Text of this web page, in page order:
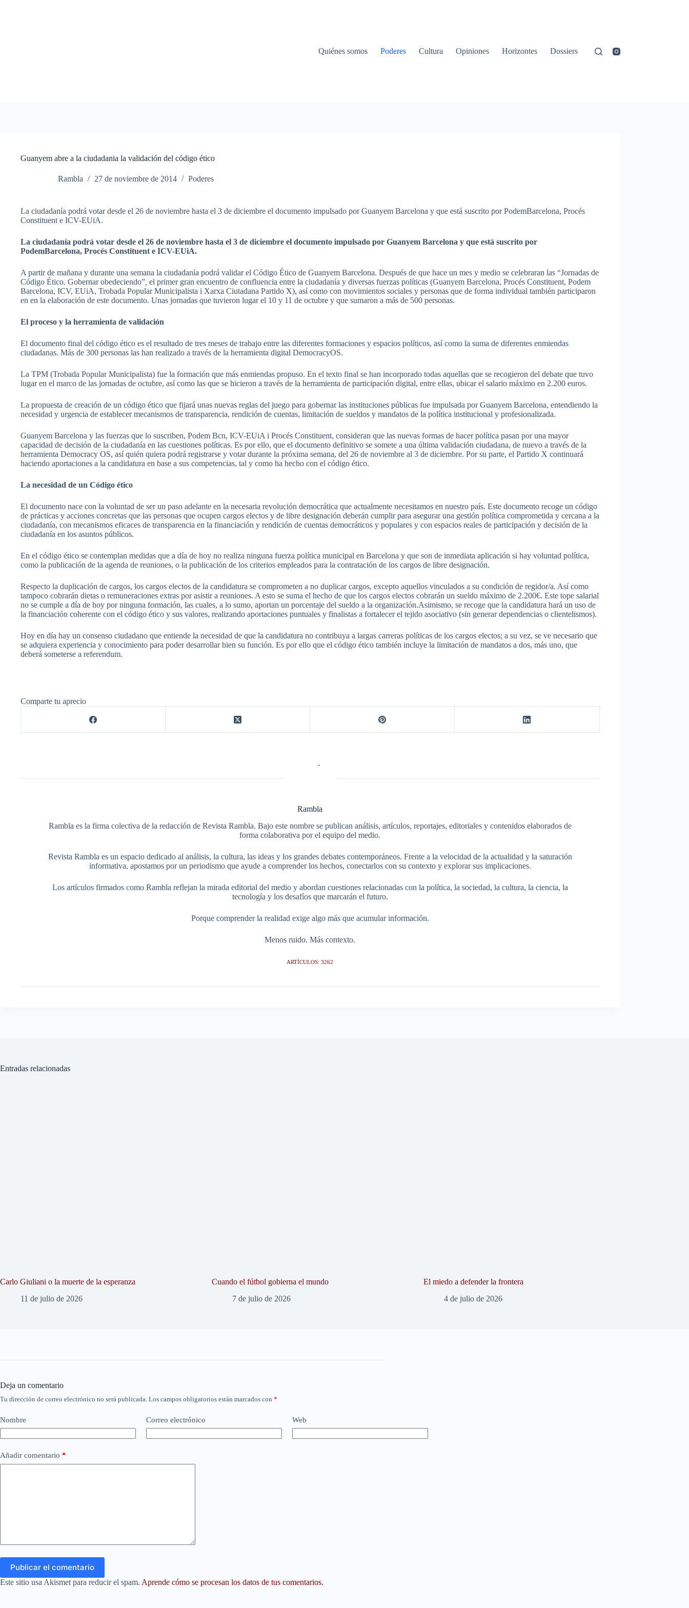
Quiénes somos Poderes Cultura Opiniones Horizontes Dossiers
Guanyem abre a la ciudadania la validación del código ético
Rambla 27 de noviembre de 2014 Poderes
La ciudadanía podrá votar desde el 26 de noviembre hasta el 3 de diciembre el documento impulsado por Guanyem Barcelona y que está suscrito por PodemBarcelona, Procés
Constituent e ICV-EUiA.
La ciudadanía podrá votar desde el 26 de noviembre hasta el 3 de diciembre el documento impulsado por Guanyem Barcelona y que está suscrito por
PodemBarcelona, Procés Constituent e ICV-EUiA.
A partirde mañana y durante una semana la ciudadanía podrá validarel Código Ético de Guanyem Barcelona. Después de que hace un mes y medio se celebraran las “Jornadas de
Código Ético. Gobernar obedeciendo” el primer gran encuentro de confluencia entre la ciudadanía y diversas fuerzas políticas (Guanyem Barcelona, Procés Constituent, Podem
Barcelona, ICV, EUiA, Trobada PopularMunicipalista i Xarxa Ciutadana Partido X), así como con movimientos sociales y personas que de forma individual también participaron
en en la elaboración de este documento. Unas jornadas que tuvieron lugarel 10 y 11 de octubre y que sumaron a más de 500 personas.
El proceso y la herramienta de validación
El documento final del código ético es el resultado de tres meses de trabajo entre las diferentes formaciones y espacios políticos, así como la suma de diferentes enmiendas
ciudadanas. Más de 300 personas las han realizado a través de la herramienta digital DemocracyOS.
La TPM (Trobada PopularMunicipalista) fue la formación que más enmiendas propuso. En el texto final se han incorporado todas aquellas que se recogieron del debate que tuvo
lugaren el marco de las jornadas de octubre, así como las que se hicieron a través de la herramienta de participación digital, entre ellas, ubicarel salario máximo en 2.200 euros.
La propuesta de creación de un código ético que fijará unas nuevas reglas del juego para gobernar las instituciones públicas fue impulsada por Guanyem Barcelona, entendiendo la
necesidad y urgencia de establecer mecanismos de transparencia, rendición de cuentas, limitación de sueldos y mandatos de la política institucional y profesionalizada.
Guanyem Barcelona y las fuerzas que lo suscriben, Podem Bcn, ICV-EUiA i Procés Constituent, consideran que las nuevas formas de hacer política pasan por una mayor
capacidad de decisión de la ciudadanía en las cuestiones políticas. Es por ello, que el documento definitivo se somete a una última validación ciudadana, de nuevo a través de la
herramienta Democracy OS, así quién quiera podrá registrarse y votar durante la próxima semana, del 26 de noviembre al 3 de diciembre. Por su parte, el Partido X continuará
haciendo aportaciones a la candidatura en base a sus competencias, tal y como ha hecho con el código ético.
La necesidad de un Código ético
El documento nace con la voluntad de serun paso adelante en la necesaria revolución democrática que actualmente necesitamos en nuestro país. Este documento recoge un código
de prácticas y acciones concretas que las personas que ocupen cargos electos y de libre designación deberán cumplir para asegurar una gestión política comprometida y cercana a la
ciudadanía, con mecanismos eficaces de transparencia en la financiación y rendición de cuentas democráticos y populares y con espacios reales de participación y decisión de la
ciudadanía en los asuntos públicos.
En el código ético se contemplan medidas que a día de hoy no realiza ninguna fuerza política municipal en Barcelona y que son de inmediata aplicación si hay voluntad política,
como la publicación de la agenda de reuniones, o la publicación de los criterios empleados para la contratación de los cargos de libre designación.
Respecto la duplicación de cargos, los cargos electos de la candidatura se comprometen a no duplicarcargos, excepto aquellos vinculados a su condición de regidor/a. Así como
tampoco cobrarán dietas o remuneraciones extras por asistira reuniones. A esto se suma el hecho de que los cargos electos cobrarán un sueldo máximo de 2.200€. Este tope salarial
no se cumple a día de hoy por ninguna formación, las cuales, a lo sumo, aportan un porcentaje del sueldo a la organización.Asimismo, se recoge que la candidatura hará un uso de
la financiación coherente con el código ético y sus valores, realizando aportaciones puntuales y finalistas a fortalecerel tejido asociativo (sin generar dependencias o clientelismos).
Hoy en día hay un consenso ciudadano que entiende la necesidad de que la candidatura no contribuya a largas carreras políticas de los cargos electos; a su vez, se ve necesario que
se adquiera experiencia y conocimiento para poder desarrollar bien su función. Es por ello que el código ético también incluye la limitación de mandatos a dos, más uno, que
deberá someterse a referendum.
Comparte tu aprecio
Rambla
Rambla es la firma colectiva de la redacción de Revista Rambla. Bajo este nombre se publican análisis, artículos, reportajes, editoriales y contenidos elaborados de
forma colaborativa por el equipo del medio.
Revista Rambla es un espacio dedicado al análisis, la cultura, las ideas y los grandes debates contemporáneos. Frente a la velocidad de la actualidad y la saturación
informativa, apostamos por un periodismo que ayude a comprender los hechos, conectarlos con su contexto y explorar sus implicaciones.
Los artículos firmados como Rambla reflejan la mirada editorial del medio y abordan cuestiones relacionadas con la política, la sociedad, la cultura, la ciencia, la
tecnología y los desafíos que marcarán el futuro.
Porque comprender la realidad exige algo más que acumular información.
Menos ruido. Más contexto.
ARTÍCULOS: 3262
Entradas relacionadas
Carlo Giuliani o la muerte de la esperanza
11 de julio de 2026
Cuando el fútbol gobierna el mundo
7 de julio de 2026
El miedo a defender la frontera
4 de julio de 2026
Deja un comentario
Tu dirección de correo electrónico no será publicada. Los campos obligatorios están marcados con *
Nombre Correo electrónico Web
Añadir comentario *
Publicar el comentario
Este sitio usa Akismet para reducir el spam. Aprende cómo se procesan los datos de tus comentarios.